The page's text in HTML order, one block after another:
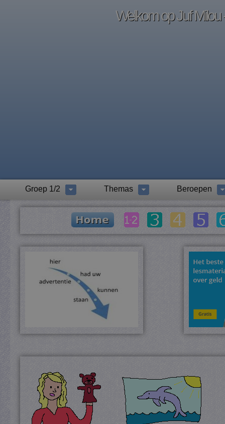
Welkom op Juf Milou
Groep 1/2 Themas Beroepen